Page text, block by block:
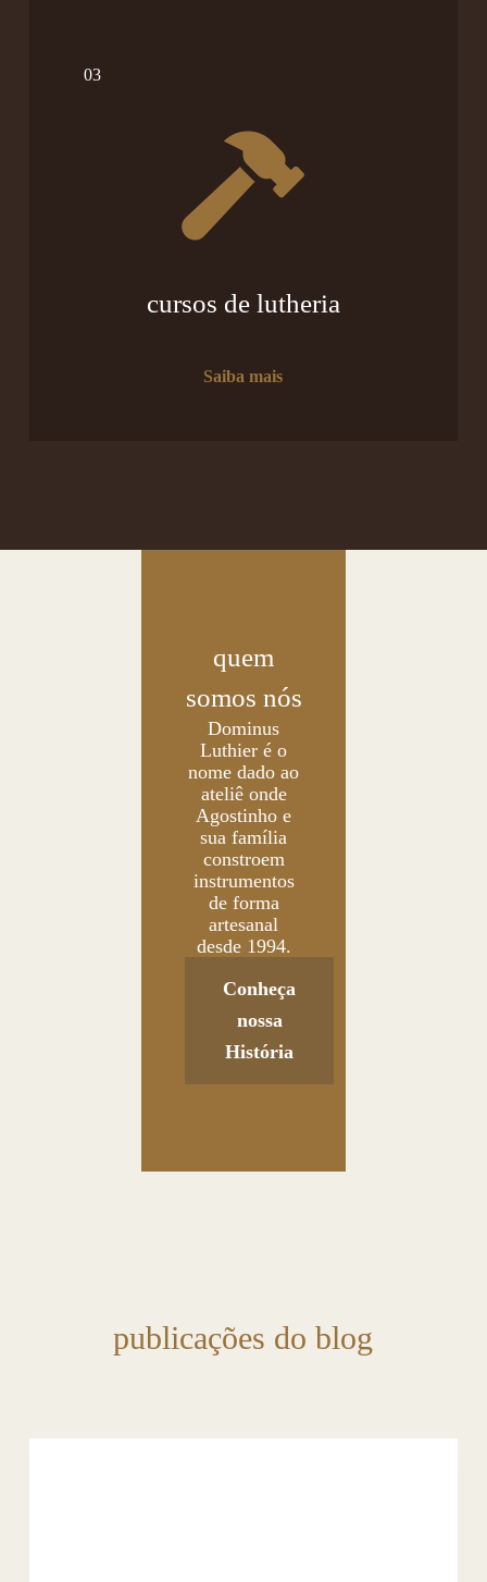
03
cursos de lutheria
Saiba mais
quem
somos nós
Dominus
Luthier é o
nome dado ao
ateliê onde
Agostinho e
sua família
constroem
instrumentos
de forma
artesanal
desde 1994.
Conheça
nossa
História
publicações do blog